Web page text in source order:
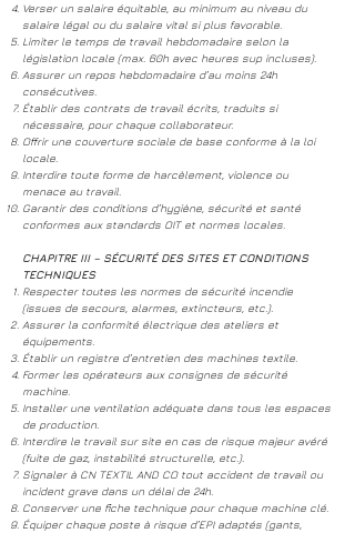
Verser un salaire équitable, au minimum au niveau du
salaire légal ou du salaire vital si plus favorable.
Limiter le temps de travail hebdomadaire selon la
législation locale (max. 60h avec heures sup incluses).
Assurer un repos hebdomadaire d’au moins 24h
consécutives.
Établir des contrats de travail écrits, traduits si
nécessaire, pour chaque collaborateur.
Offrir une couverture sociale de base conforme à la loi
locale.
Interdire toute forme de harcèlement, violence ou
menace au travail.
Garantir des conditions d’hygiène, sécurité et santé
conformes aux standards OIT et normes locales.
CHAPITRE III – SÉCURITÉ DES SITES ET CONDITIONS
TECHNIQUES
Respecter toutes les normes de sécurité incendie
(issues de secours, alarmes, extincteurs, etc.).
Assurer la conformité électrique des ateliers et
équipements.
Établir un registre d’entretien des machines textile.
Former les opérateurs aux consignes de sécurité
machine.
Installer une ventilation adéquate dans tous les espaces
de production.
Interdire le travail sur site en cas de risque majeur avéré
(fuite de gaz, instabilité structurelle, etc.).
Signaler à CN TEXTIL AND CO tout accident de travail ou
incident grave dans un délai de 24h.
Conserver une fiche technique pour chaque machine clé.
Équiper chaque poste à risque d’EPI adaptés (gants,